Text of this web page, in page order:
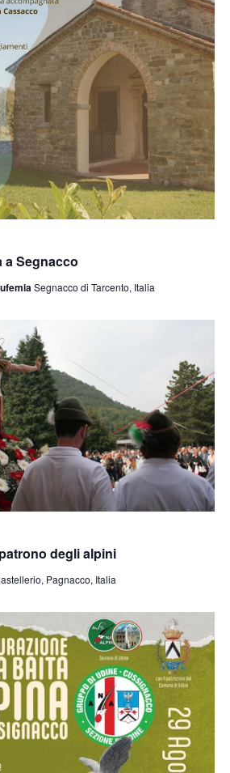
a Segnacco
Segnacco di Tarcento, Italia
degli alpini
Pagnacco, Italia